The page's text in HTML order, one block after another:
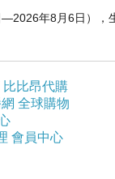
年8月6日），
比比昂代購
全球購物
會員中心